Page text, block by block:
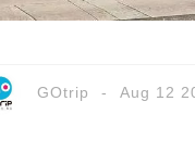
GOtrip Aug 12